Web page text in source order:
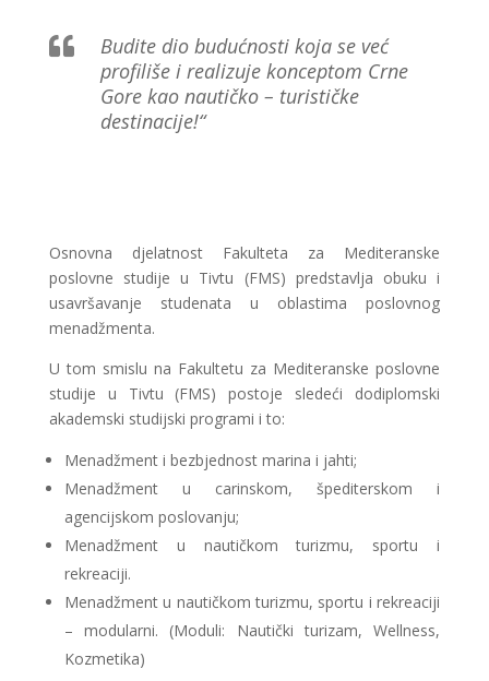

Budite dio budućnosti koja se već
profiliše i realizuje konceptom Crne
Gore kao nautičko – turističke
destinacije!“
Osnovna djelatnost Fakulteta za Mediteranske
poslovne studije u Tivtu (FMS) predstavlja obuku i
usavršavanje studenata u oblastima poslovnog
menadžmenta.
U tom smislu na Fakultetu za Mediteranske poslovne
studije u Tivtu (FMS) postoje sledeći dodiplomski
akademski studijski programi i to:
Menadžment i bezbjednost marina i jahti;
Menadžment u carinskom, špediterskom i
agencijskom poslovanju;
Menadžment u nautičkom turizmu, sportu i
rekreaciji.
Menadžment u nautičkom turizmu, sportu i rekreaciji
– modularni. (Moduli: Nautički turizam, Wellness,
Kozmetika)